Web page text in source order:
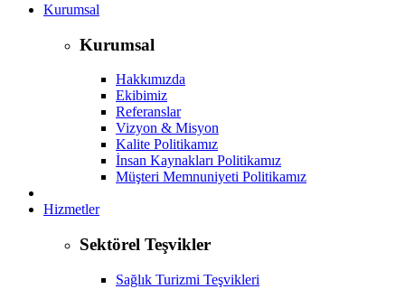
Kurumsal
Kurumsal
Hakkımızda
Ekibimiz
Referanslar
Vizyon & Misyon
Kalite Politikamız
İnsan Kaynakları Politikamız
Müşteri Memnuniyeti Politikamız
Hizmetler
Sektörel Teşvikler
Sağlık Turizmi Teşvikleri